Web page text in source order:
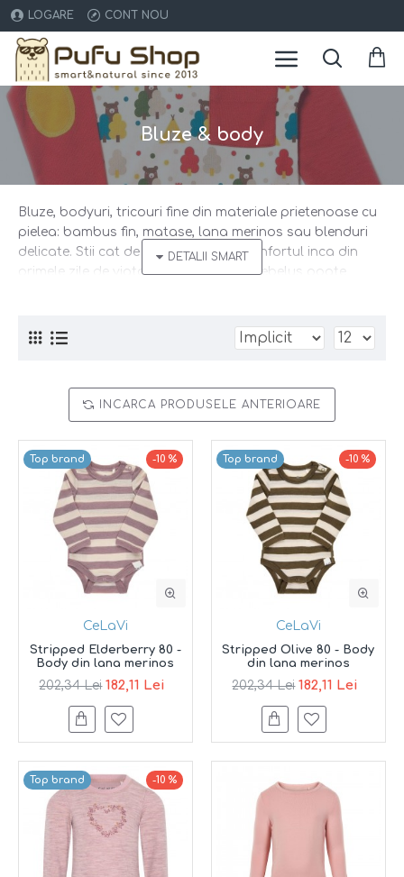
LOGARE CONT NOU
Bluze & body
Bluze, bodyuri, tricouri fine din materiale prietenoase cu
pielea: bambus fin, matase, lana merinos sau blenduri
delicate. Stii cat de important este confortul inca din
primele zile de viata? Cateodata un bebelus poate
noastra. Alege ce i se potriveste copilului tau.
INCARCA PRODUSELE ANTERIOARE
Top brand -10 %
CeLaVi
Stripped Elderberry 80 -
Body din lana merinos
202,34 Lei 182,11 Lei
Top brand -10 %
CeLaVi
Stripped Olive 80 - Body
din lana merinos
202,34 Lei 182,11 Lei
Top brand -10 %